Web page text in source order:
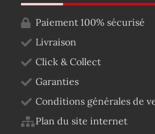
Paiement 100% sécurisé
Livraison
Click & Collect
Garanties
Conditions générales de
Plan du site internet